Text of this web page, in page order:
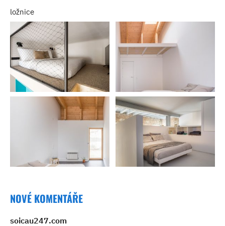
ložnice
NOVÉ KOMENTÁŘE
soicau247.com